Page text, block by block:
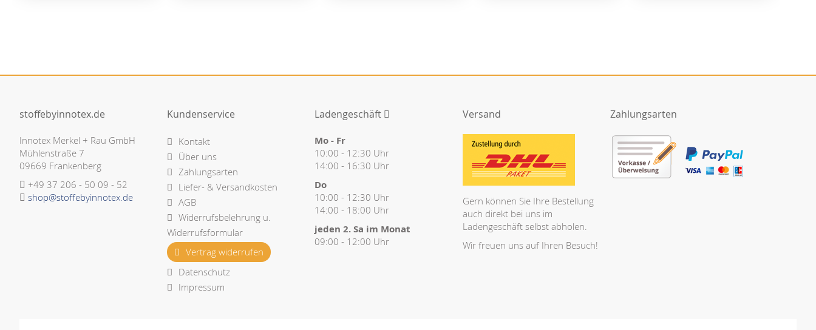
stoffebyinnotex.de
Innotex Merkel + Rau GmbH
Mühlenstraße 7
09669 Frankenberg
+49 37 206 - 50 09 - 52
shop@stoffebyinnotex.de
Kundenservice
Kontakt
Über uns
Zahlungsarten
Liefer- & Versandkosten
AGB
Widerrufsbelehrung u.
Widerrufsformular
Vertrag widerrufen
Datenschutz
Impressum
Ladengeschäft
Mo - Fr
10:00 - 12:30 Uhr
14:00 - 16:30 Uhr
Do
10:00 - 12:30 Uhr
14:00 - 18:00 Uhr
jeden 2. Sa im Monat
09:00 - 12:00 Uhr
Versand
Gern können Sie Ihre Bestellung
auch direkt bei uns im
Ladengeschäft selbst abholen.
Wir freuen uns auf Ihren Besuch!
Zahlungsarten